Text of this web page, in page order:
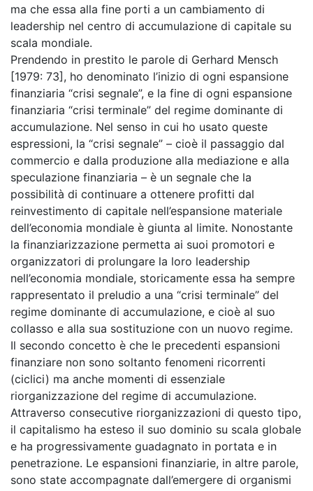
ma che essa alla fine porti a un cambiamento di
leadership nel centro di accumulazione di capitale su
scala mondiale.
Prendendo in prestito le parole di Gerhard Mensch
[1979: 73], ho denominato l’inizio di ogni espansione
finanziaria “crisi segnale”, e la fine di ogni espansione
finanziaria “crisi terminale” del regime dominante di
accumulazione. Nel senso in cui ho usato queste
espressioni, la “crisi segnale” – cioè il passaggio dal
commercio e dalla produzione alla mediazione e alla
speculazione finanziaria – è un segnale che la
possibilità di continuare a ottenere profitti dal
reinvestimento di capitale nell’espansione materiale
dell’economia mondiale è giunta al limite. Nonostante
la finanziarizzazione permetta ai suoi promotori e
organizzatori di prolungare la loro leadership
nell’economia mondiale, storicamente essa ha sempre
rappresentato il preludio a una “crisi terminale” del
regime dominante di accumulazione, e cioè al suo
collasso e alla sua sostituzione con un nuovo regime.
Il secondo concetto è che le precedenti espansioni
finanziare non sono soltanto fenomeni ricorrenti
(ciclici) ma anche momenti di essenziale
riorganizzazione del regime di accumulazione.
Attraverso consecutive riorganizzazioni di questo tipo,
il capitalismo ha esteso il suo dominio su scala globale
e ha progressivamente guadagnato in portata e in
penetrazione. Le espansioni finanziarie, in altre parole,
sono state accompagnate dall’emergere di organismi